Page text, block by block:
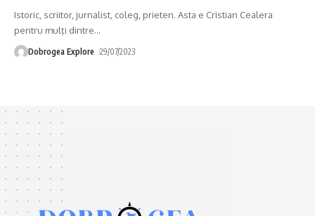
Istoric, scriitor, jurnalist, coleg, prieten. Asta e Cristian Cealera
pentru mulţi dintre…
Dobrogea Explore 29/07/2023